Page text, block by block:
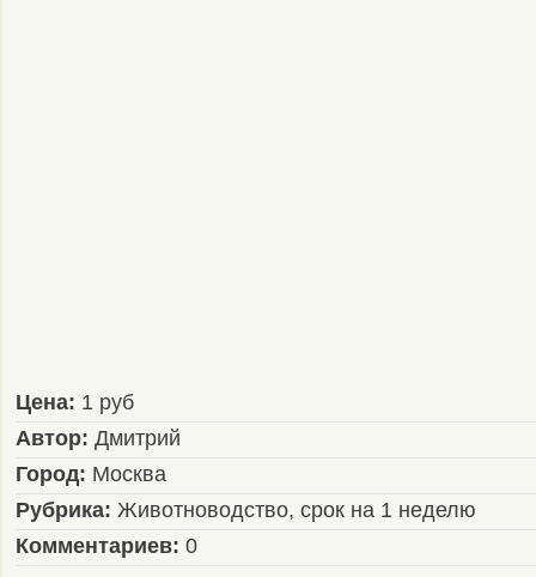
Цена: 1 руб
Автор: Дмитрий
Город: Москва
Рубрика: Животноводство, срок на 1 неделю
Комментариев: 0